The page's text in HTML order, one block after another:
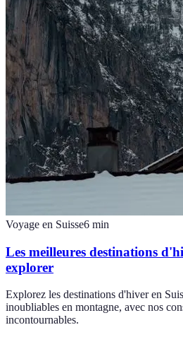
Voyage en Suisse6 min
Les meilleures destinations
explorer
Explorez les destinations d'hiver en
inoubliables en montagne, avec nos
incontournables.